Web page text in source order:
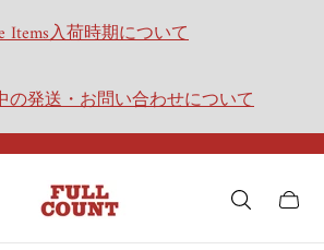
Items入荷時期について
の発送・お問い合わせについて
Store
logo" Cart